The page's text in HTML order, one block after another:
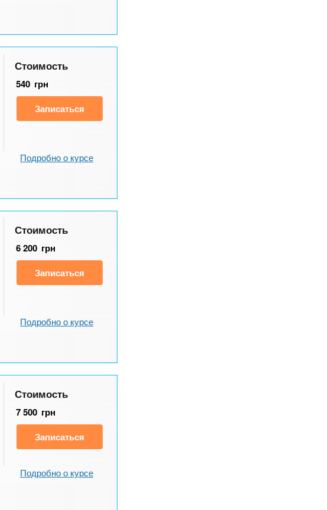
Стоимость
540 грн
Записаться
Подробно о курсе
Стоимость
6 200 грн
Записаться
Подробно о курсе
Стоимость
7 500 грн
Записаться
Подробно о курсе